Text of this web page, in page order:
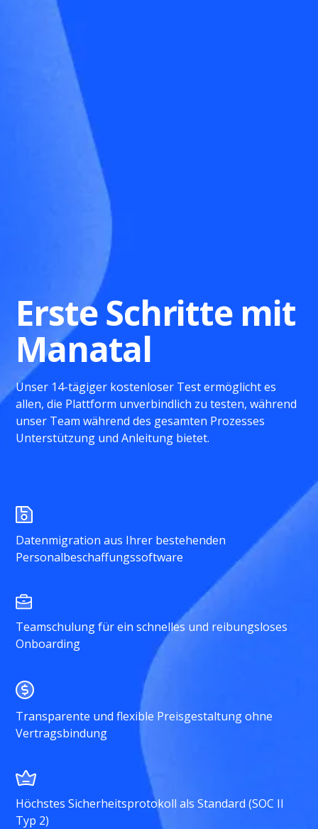
Erste Schritte mit
Manatal
Unser 14-tägiger kostenloser Test ermöglicht es
allen, die Plattform unverbindlich zu testen, während
unser Team während des gesamten Prozesses
Unterstützung und Anleitung bietet.
Datenmigration aus Ihrer bestehenden
Personalbeschaffungssoftware
Teamschulung für ein schnelles und reibungsloses
Onboarding
Transparente und flexible Preisgestaltung ohne
Vertragsbindung
Höchstes Sicherheitsprotokoll als Standard (SOC II
Typ 2)